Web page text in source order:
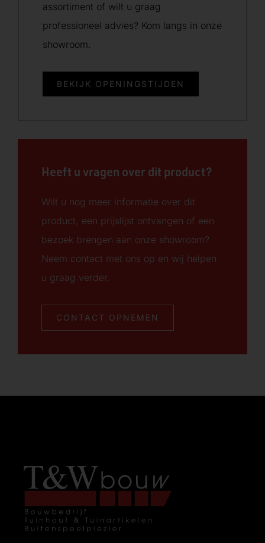
assortiment of wilt u graag
professioneel advies? Kom langs in onze
showroom.
BEKIJK OPENINGSTIJDEN
Heeft u vragen over dit product?
Wilt u nog meer informatie over dit
product, een prijslijst ontvangen of een
bezoek brengen aan onze showroom?
Neem contact met ons op en wij helpen
u graag verder.
CONTACT OPNEMEN